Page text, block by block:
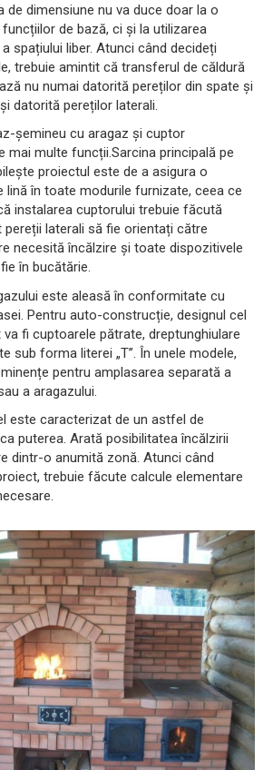
de dimensiune nu va duce doar la o
de bază, ci și la utilizarea
spațiului liber. Atunci când decideți
trebuie amintit că transferul de căldură
nu numai datorită pereților din spate și
datorită pereților laterali.
șemineu cu aragaz și cuptor
mai multe funcții.Sarcina principală pe
proiectul este de a asigura o
lină în toate modurile furnizate, ceea ce
instalarea cuptorului trebuie făcută
laterali să fie orientați către
necesită încălzire și toate dispozitivele
în bucătărie.
este aleasă în conformitate cu
Pentru auto-construcție, designul cel
fi cuptoarele pătrate, dreptunghiulare
sub forma literei „T”. În unele modele,
pentru amplasarea separată a
a aragazului.
este caracterizat de un astfel de
puterea. Arată posibilitatea încălzirii
dintr-o anumită zonă. Atunci când
trebuie făcute calcule elementare